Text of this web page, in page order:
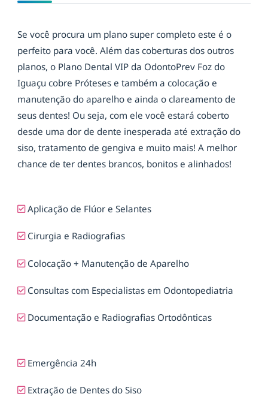
Se você procura um plano super completo este é o
perfeito para você. Além das coberturas dos outros
planos, o Plano Dental VIP da OdontoPrev Foz do
Iguaçu cobre Próteses e também a colocação e
manutenção do aparelho e ainda o clareamento de
seus dentes! Ou seja, com ele você estará coberto
desde uma dor de dente inesperada até extração do
siso, tratamento de gengiva e muito mais! A melhor
chance de ter dentes brancos, bonitos e alinhados!
Aplicação de Flúor e Selantes
Cirurgia e Radiografias
Colocação + Manutenção de Aparelho
Consultas com Especialistas em Odontopediatria
Documentação e Radiografias Ortodônticas
Emergência 24h
Extração de Dentes do Siso